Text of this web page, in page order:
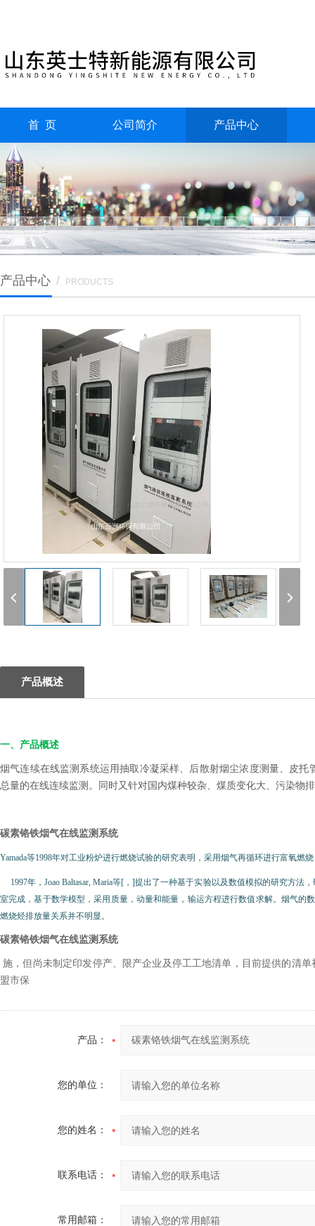
首 页 公司简介 产品中心
产品中心 / PRODUCTS
产品概述
一、产品概述
烟气连续在线监测系统运用抽取冷凝采样、后散射烟尘浓度测量、皮
总量的在线连续监测。同时又针对国内煤种较杂、煤质变化大、污染物
碳素铬铁烟气在线监测系统
Yamada等1998年对工业粉炉进行燃烧试验的研究表明，采用烟气再循环进行富氧燃
1997年，Joao Baltasar, Maria等[，]提出了一种基于实验以及数值模拟的研究方
室完成，基于数学模型，采用质量，动量和能量，输运方程进行数值求解。烟气
燃烧烃排放量关系并不明显。
碳素铬铁烟气在线监测系统
施，但尚未制定印发停产、限产企业及停工工地清单，目前提供的清
盟市保
产品：
您的单位：
您的姓名：
联系电话：
常用邮箱：